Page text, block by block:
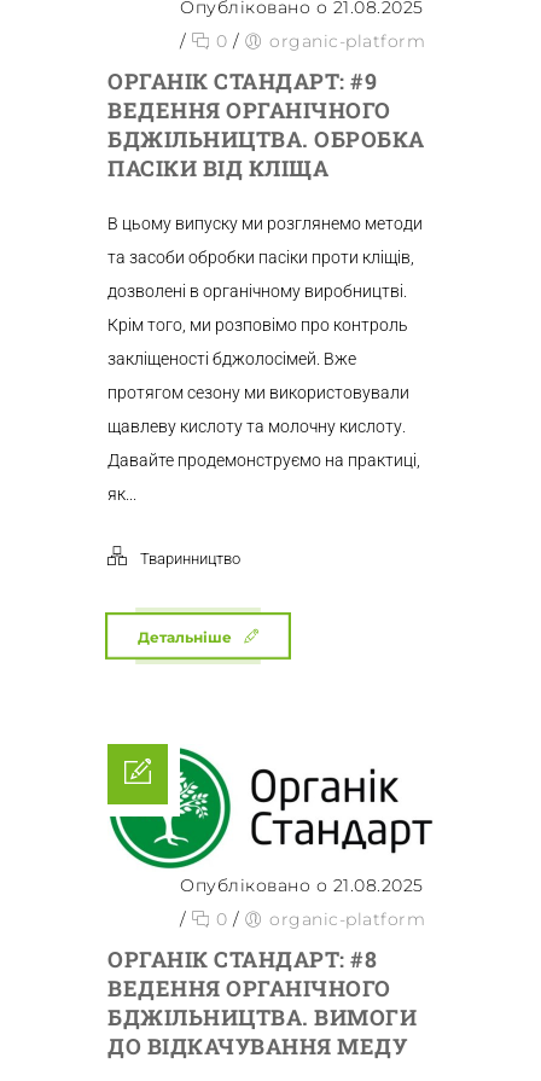
Опубліковано о 21.08.2025
/
0 / organic-platform
ОРГАНІК СТАНДАРТ: #9
ВЕДЕННЯ ОРГАНІЧНОГО
БДЖІЛЬНИЦТВА. ОБРОБКА
ПАСІКИ ВІД КЛІЩА
В цьому випуску ми розглянемо методи
та засоби обробки пасіки проти кліщів,
дозволені в органічному виробництві.
Крім того, ми розповімо про контроль
закліщеності бджолосімей. Вже
протягом сезону ми використовували
щавлеву кислоту та молочну кислоту.
Давайте продемонструємо на практиці,
як...
Тваринництво
Детальніше
Опубліковано о 21.08.2025
/
0 / organic-platform
ОРГАНІК СТАНДАРТ: #8
ВЕДЕННЯ ОРГАНІЧНОГО
БДЖІЛЬНИЦТВА. ВИМОГИ
ДО ВІДКАЧУВАННЯ МЕДУ